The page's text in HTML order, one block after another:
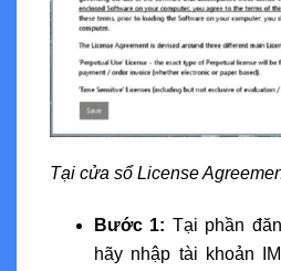
Tại cửa sổ License
Bước 1: Tại phần
hãy nhập tài khoản